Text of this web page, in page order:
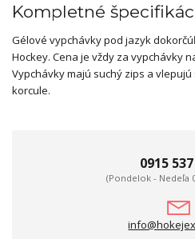
Kompletné
Gélové vypchávky pod jazykdokorčúľ
Hockey. Cena je vždy za vypchávky
Vypchávky majú suchý zips a
korcule.
0915
(Pondelok - Nedeľa